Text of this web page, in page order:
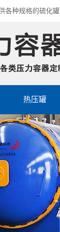
种规格的硫化
热压罐